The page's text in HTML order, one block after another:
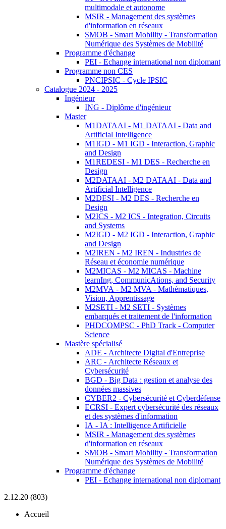
multimodale et autonome
MSIR - Management des systèmes
d'information en réseaux
SMOB - Smart Mobility - Transformation
Numérique des Systèmes de Mobilité
Programme d'échange
PEI - Echange international non diplomant
Programme non CES
PNCIPSIC - Cycle IPSIC
Catalogue 2024 - 2025
Ingénieur
ING - Diplôme d'ingénieur
Master
M1DATAAI - M1 DATAAI - Data and
Artificial Intelligence
M1IGD - M1 IGD - Interaction, Graphic
and Design
M1REDESI - M1 DES - Recherche en
Design
M2DATAAI - M2 DATAAI - Data and
Artificial Intelligence
M2DESI - M2 DES - Recherche en
Design
M2ICS - M2 ICS - Integration, Circuits
and Systems
M2IGD - M2 IGD - Interaction, Graphic
and Design
M2IREN - M2 IREN - Industries de
Réseau et économie numérique
M2MICAS - M2 MICAS - Machine
learnIng, CommunicAtions, and Security
M2MVA - M2 MVA - Mathématiques,
Vision, Apprentissage
M2SETI - M2 SETI - Systèmes
embarqués et traitement de l'information
PHDCOMPSC - PhD Track - Computer
Science
Mastère spécialisé
ADE - Architecte Digital d'Entreprise
ARC - Architecte Réseaux et
Cybersécurité
BGD - Big Data : gestion et analyse des
données massives
CYBER2 - Cybersécurité et Cyberdéfense
ECRSI - Expert cybersécurité des réseaux
et des systèmes d'information
IA - IA : Intelligence Artificielle
MSIR - Management des systèmes
d'information en réseaux
SMOB - Smart Mobility - Transformation
Numérique des Systèmes de Mobilité
Programme d'échange
PEI - Echange international non diplomant
2.12.20 (803)
Accueil